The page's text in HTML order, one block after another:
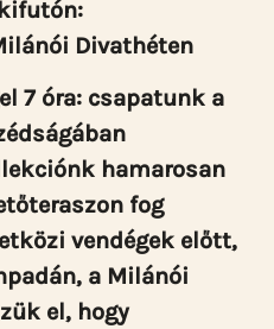
Divathéten
7 óra: csapatunk a
hamarosan
fog
vendégek előtt,
a Milánói
el, hogy